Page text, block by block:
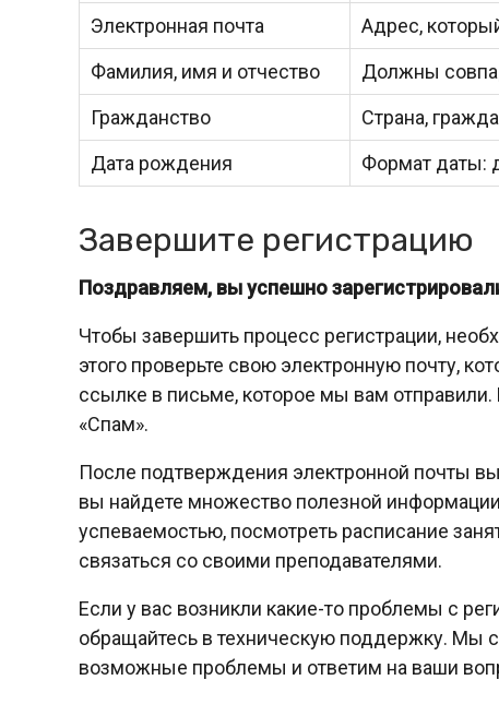
Электронная почта
Адрес,
Фамилия, имя и отчество
Должны
Гражданство
Страна,
Дата рождения
Формат даты:
Завершите регистрацию
Поздравляем, вы успешно
Чтобы завершить процесс регистрации,
этого проверьте свою электронную почту,
ссылке в письме, которое мы вам
«Спам».
После подтверждения электронной почты
вы найдете множество полезной
успеваемостью, посмотреть расписание
связаться со своими преподавателями.
Если у вас возникли какие-то проблемы с
обращайтесь в техническую поддержку. Мы
возможные проблемы и ответим на ваши